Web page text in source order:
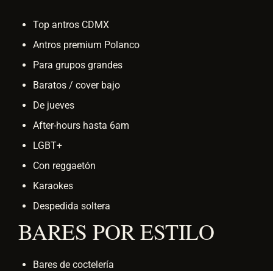
Top antros CDMX
Antros premium Polanco
Para grupos grandes
Baratos / cover bajo
De jueves
After-hours hasta 6am
LGBT+
Con reggaetón
Karaokes
Despedida soltera
BARES POR ESTILO
Bares de coctelería